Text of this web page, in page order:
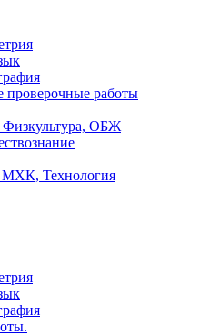
проверочные работы
ОБЖ
Технология